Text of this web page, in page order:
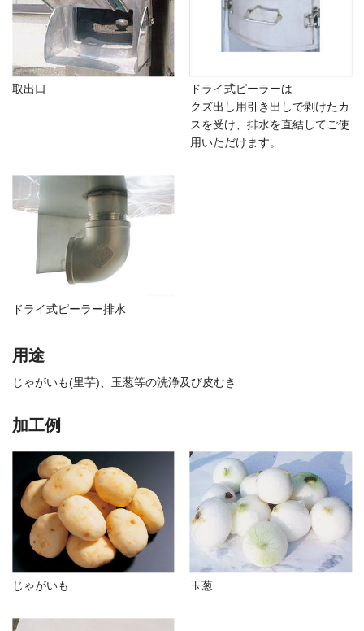
取出口
ドライ式ピーラーは
クズ出し用引き出しで剥けたカ
スを受け、排水を直結してご使
用いただけます。
ドライ式ピーラー排水
用途
じゃがいも(里芋)、玉葱等の洗浄及び皮むき
加工例
じゃがいも 玉葱